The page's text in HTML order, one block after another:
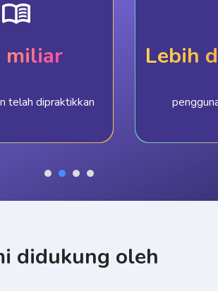
miliar
telah dipraktikkan
Lebih
didukung oleh